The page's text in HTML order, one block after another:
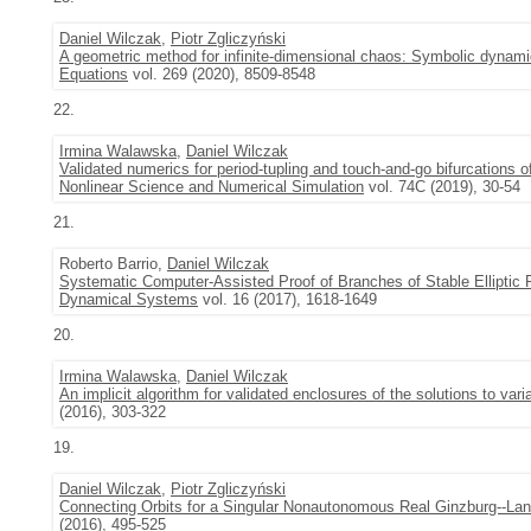
Daniel Wilczak, Piotr Zgliczyński
A geometric method for infinite-dimensional chaos: Symbolic
Equations vol. 269 (2020), 8509-8548
22.
Irmina Walawska, Daniel Wilczak
Validated numerics for period-tupling and touch-and-go
Nonlinear Science and Numerical Simulation vol. 74C (2019), 30-54
21.
Roberto Barrio, Daniel Wilczak
Systematic Computer-Assisted Proof of Branches of Stable Elliptic
Dynamical Systems vol. 16 (2017), 1618-1649
20.
Irmina Walawska, Daniel Wilczak
An implicit algorithm for validated enclosures of the solutions to
(2016), 303-322
19.
Daniel Wilczak, Piotr Zgliczyński
Connecting Orbits for a Singular Nonautonomous Real Ginzburg--
(2016), 495-525